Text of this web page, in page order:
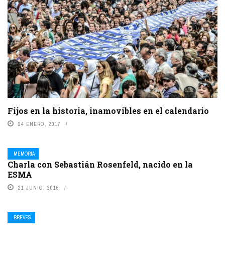
Fijos en la historia, inamovibles en el calendario
24 ENERO, 2017
MEMORIA
Charla con Sebastián Rosenfeld, nacido en la
ESMA
21 JUNIO, 2016
BREVES